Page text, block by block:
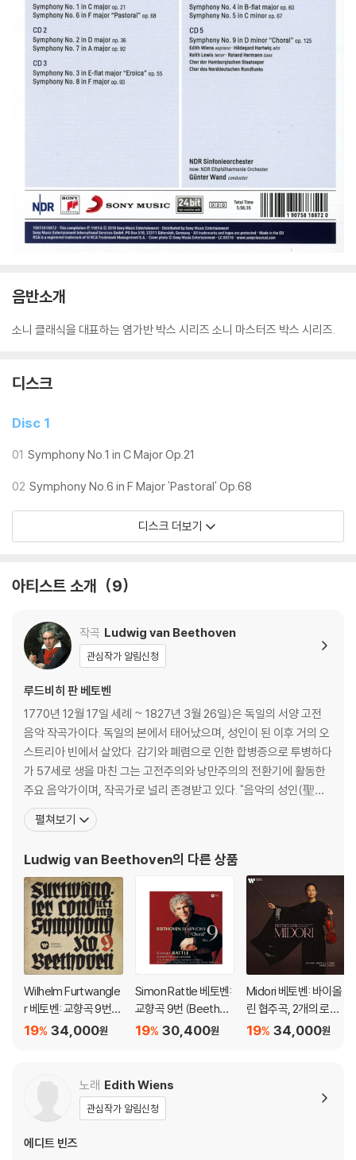
음반소개
소니 클래식을 대표하는 염가반 박스 시리즈 소니 마스터즈 박스 시리즈.
디스크
Disc 1
01 Symphony No.1 in C Major Op.21
02 Symphony No.6 in F Major 'Pastoral' Op.68
디스크 더보기
아티스트 소개 9
작곡 Ludwig van Beethoven
관심작가 알림신청
루드비히 판 베토벤
1770년 12월 17일 세례 ~ 1827년 3월 26일)은 독일의 서양 고전
음악 작곡가이다. 독일의 본에서 태어났으며, 성인이 된 이후 거의 오
스트리아 빈에서 살았다. 감기와 폐렴으로 인한 합병증으로 투병하다
가 57세로 생을 마친 그는 고전주의와 낭만주의의 전환기에 활동한
주요 음악가이며, 작곡가로 널리 존경받고 있다. "음악의 성인(聖
人)" 또는 "악성"(樂聖)이라는 별칭으로 불리기도 한다. 가장 잘 알
려진 작품으로는 《교향곡 5번》, 《교향곡 6번》, 《교향곡 9번》, 《비창
브라반트 오스트
펼쳐보기
Ludwig van Beethoven의 다른 상품
Wilhelm Furtwangle
r 베토벤: 교향곡 9번
(Beethoven: Symph
34,000원
19%
Simon Rattle 베토벤:
교향곡 9번 (Beethov
en: Symphony No.
30,400원
19%
Midori 베토벤: 바이올
린 협주곡, 2개의 로망
스 - 미도리 (Beethov
34,000원
19%
노래 Edith Wiens
관심작가 알림신청
에디트 빈즈